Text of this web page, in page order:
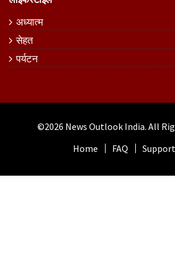
अध्यात्म
सेहत
पर्यटन
©2026 News Outlook India. All
Home
FAQ Support